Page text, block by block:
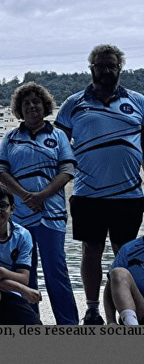
colonnes
des réseaux